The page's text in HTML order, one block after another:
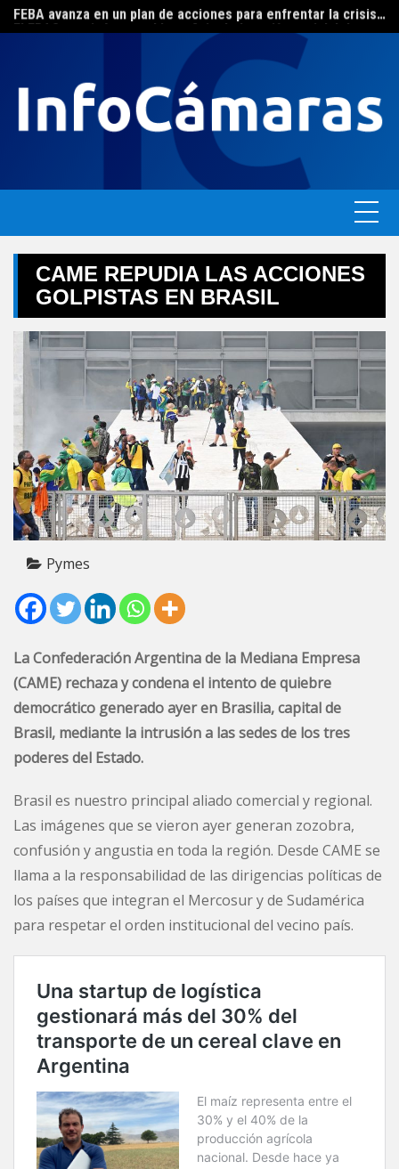
Skip
toEl ERAS continúa con el beneficio de la tarifa social del agua
CAME REPUDIA LAS ACCIONES
GOLPISTAS EN BRASIL
Pymes
La Confederación Argentina de la Mediana Empresa
(CAME) rechaza y condena el intento de quiebre
democrático generado ayer en Brasilia, capital de
Brasil, mediante la intrusión a las sedes de los tres
poderes del Estado.
Brasil es nuestro principal aliado comercial y regional.
Las imágenes que se vieron ayer generan zozobra,
confusión y angustia en toda la región. Desde CAME se
llama a la responsabilidad de las dirigencias políticas de
los países que integran el Mercosur y de Sudamérica
para respetar el orden institucional del vecino país.